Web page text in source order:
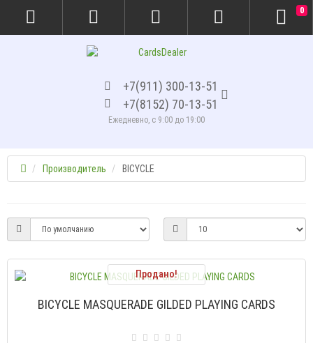
+7(911) 300-13-51
+7(8152) 70-13-51
Ежедневно, с 9:00 до 19:00
0
Производитель BICYCLE
Продано!
BICYCLE MASQUERADE GILDED PLAYING CARDS